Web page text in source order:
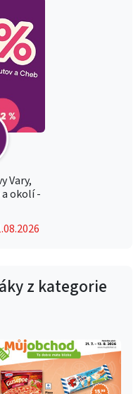
Vary,
okolí -
z kategorie